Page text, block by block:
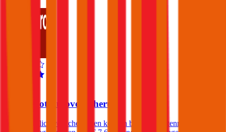
Wüstenrot Autoversicherung
Kfz-Haftpflichtversicherungen können bei der Wüstenrot zu